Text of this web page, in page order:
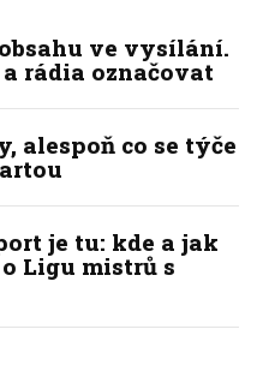
ve vysílání.
rádia označovat
alespoň co se týče
je tu: kde a jak
Ligu mistrů s